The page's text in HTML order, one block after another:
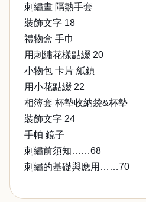
刺繡畫 隔熱手套
裝飾文字 18
禮物盒 手巾
用刺繡花樣點綴 20
小物包 卡片 紙鎮
用小花點綴 22
相簿套 杯墊收納袋&杯墊
裝飾文字 24
手帕 鏡子
刺繡前須知……68
刺繡的基礎與應用……70